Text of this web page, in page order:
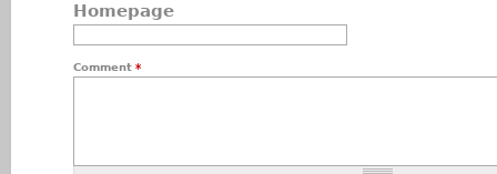
Homepage
Comment *